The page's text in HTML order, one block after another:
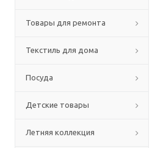
Товары для ремонта
Текстиль для дома
Посуда
Детские товары
Летняя коллекция